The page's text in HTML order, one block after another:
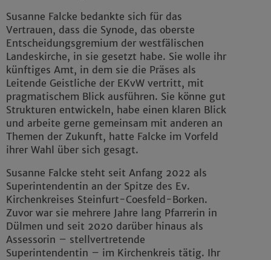
Susanne Falcke bedankte sich für das
Vertrauen, dass die Synode, das oberste
Entscheidungsgremium der westfälischen
Landeskirche, in sie gesetzt habe. Sie wolle ihr
künftiges Amt, in dem sie die Präses als
Leitende Geistliche der EKvW vertritt, mit
pragmatischem Blick ausführen. Sie könne gut
Strukturen entwickeln, habe einen klaren Blick
und arbeite gerne gemeinsam mit anderen an
Themen der Zukunft, hatte Falcke im Vorfeld
ihrer Wahl über sich gesagt.
Susanne Falcke steht seit Anfang 2022 als
Superintendentin an der Spitze des Ev.
Kirchenkreises Steinfurt-Coesfeld-Borken.
Zuvor war sie mehrere Jahre lang Pfarrerin in
Dülmen und seit 2020 darüber hinaus als
Assessorin – stellvertretende
Superintendentin – im Kirchenkreis tätig. Ihr